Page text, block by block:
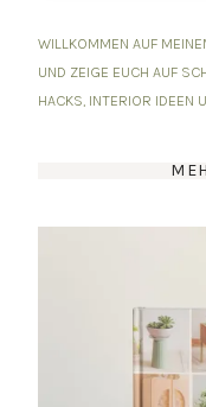
WILLKOMMEN AUF
UND ZEIGE EUCH AUF
HACKS, INTERIOR IDEEN